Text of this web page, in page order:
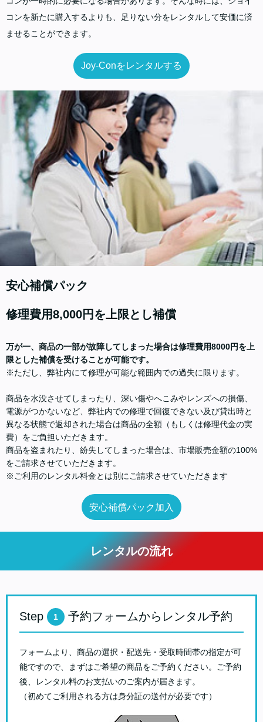
コンを新たに購入するよりも、足りない分をレンタルして安価に済
ませることができます。
Joy-Conをレンタルする
安心補償パック
修理費用8,000円を上限とし補償
万が一、商品の一部が故障してしまった場合は修理費用8000円を上
限とした補償を受けることが可能です。
※ただし、弊社内にて修理が可能な範囲内での過失に限ります。
商品を水没させてしまったり、深い傷やへこみやレンズへの損傷、
電源がつかないなど、弊社内での修理で回復できない及び貸出時と
異なる状態で返却された場合は商品の全額（もしくは修理代金の実
費）をご負担いただきます。
商品を盗まれたり、紛失してしまった場合は、市場販売金額の100%
をご請求させていただきます。
※ご利用のレンタル料金とは別にご請求させていただきます
安心補償パック加入
レンタルの流れ
Step 1 予約フォームからレンタル予約
フォームより、商品の選択・配送先・受取時間帯の指定が可
能ですので、まずはご希望の商品をご予約ください。ご予約
後、レンタル料のお支払いのご案内が届きます。
（初めてご利用される方は身分証の送付が必要です）